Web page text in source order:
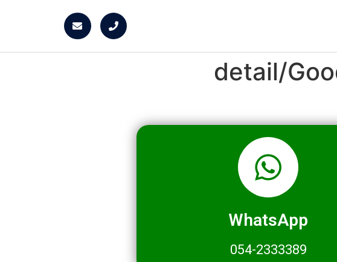
detail/
WhatsApp
054-2333389